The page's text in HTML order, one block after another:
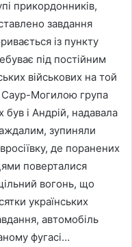
прикордонників,
завдання
із пункту
під постійним
військових на той
Саур-Могилою група
був і Андрій, надавала
зупиняли
де поранених
поверталися
вогонь, що
українських
автомобіль
фугасі…